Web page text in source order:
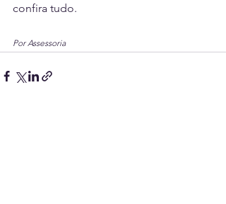
confira tudo.
Por Assessoria